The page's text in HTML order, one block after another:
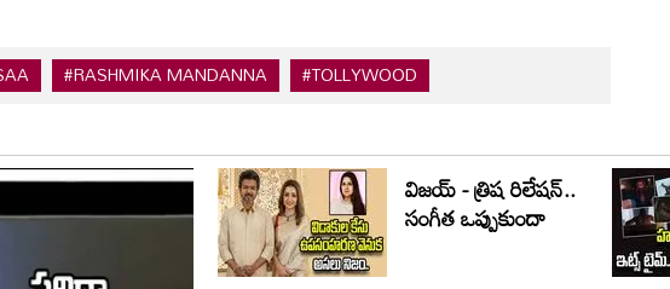
#RASHMIKA MANDANNA #TOLLYWOOD
విజయ్ - త్రిష రిలేషన్..
సంగీత ఒప్పుకుందా